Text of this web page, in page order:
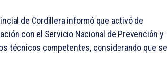
de Cordillera informó que activó de
con el Servicio Nacional de Prevención y
técnicos competentes, considerando que se